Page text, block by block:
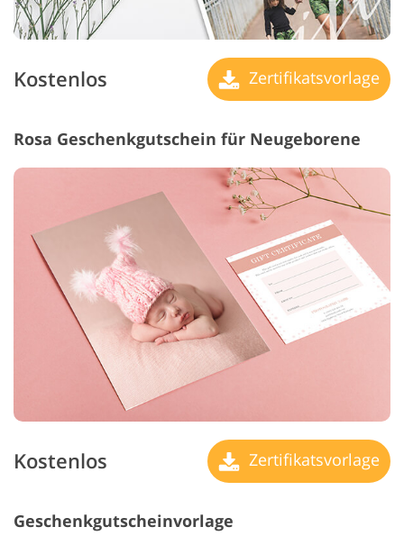
Kostenlos Zertifikatsvorlage
Rosa Geschenkgutschein für Neugeborene
Kostenlos Zertifikatsvorlage
Geschenkgutscheinvorlage